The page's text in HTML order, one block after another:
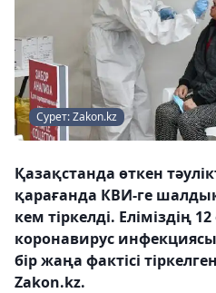
Сурет: Zakon.kz
Қазақстанда өткен
қарағанда КВИ-ге
кем тіркелді. Еліміздің
коронавирус
бір жаңа фактісі
Zakon.kz.